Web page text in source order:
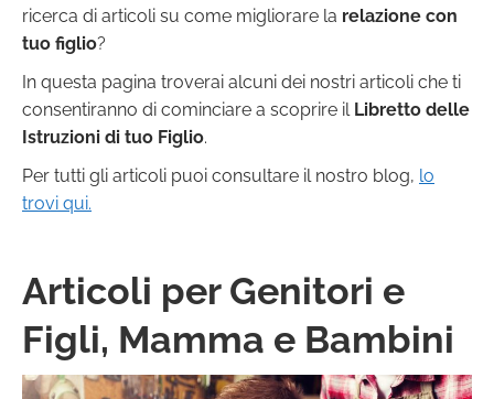
ricerca di articoli su come migliorare la relazione con
tuo figlio?
In questa pagina troverai alcuni dei nostri articoli che ti
consentiranno di cominciare a scoprire il Libretto delle
Istruzioni di tuo Figlio.
Per tutti gli articoli puoi consultare il nostro blog, lo
trovi qui.
Articoli per Genitori e
Figli, Mamma e Bambini